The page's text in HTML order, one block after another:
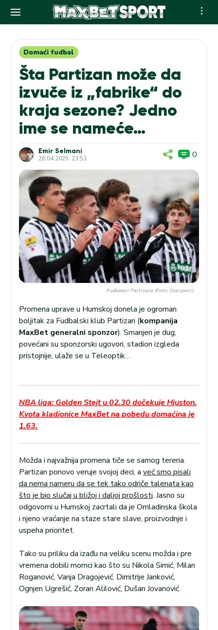
contentDomaći fudbal
Šta Partizan može da
izvuče iz „fabrike“ do
kraja sezone? Jedno
ime se nameće…
Emir Selmani
26.04.2025. 23:53 0
Fudbaleri Partizana (Foto: Starsport)
Promena uprave u Humskoj donela je ogroman
boljitak za Fudbalski klub Partizan (kompanija
MaxBet generalni sponzor). Smanjen je dug,
povećani su sponzorski ugovori, stadion izgleda
pristojnije, ulaže se u Teleoptik…
NBA liga: Golden Stejt u 02.30 dočekuje Hjuston.
Kvota kladionice MaxBet na pobedu domaćina je
1.63.
Možda i najvažnija promena tiče se samog terena.
Partizan ponovo veruje svojoj deci, a već smo pisali
da nema nameru da se tek tako odriče talenata kao
što je bio slučaj u bližoj i daljoj prošlosti. Jasno su
odgovorni u Humskoj zacrtali da je Omladinska škola
i njeno vraćanje na staze stare slave, proizvodnje i
uspeha prioritet.
Tako su priliku da izađu na veliku scenu možda i pre
vremena dobili momci kao što su Nikola Simić, Milan
Roganović, Vanja Dragojević, Dimitrije Janković,
Ognjen Ugrešić, Zoran Alilović, Dušan Jovanović.